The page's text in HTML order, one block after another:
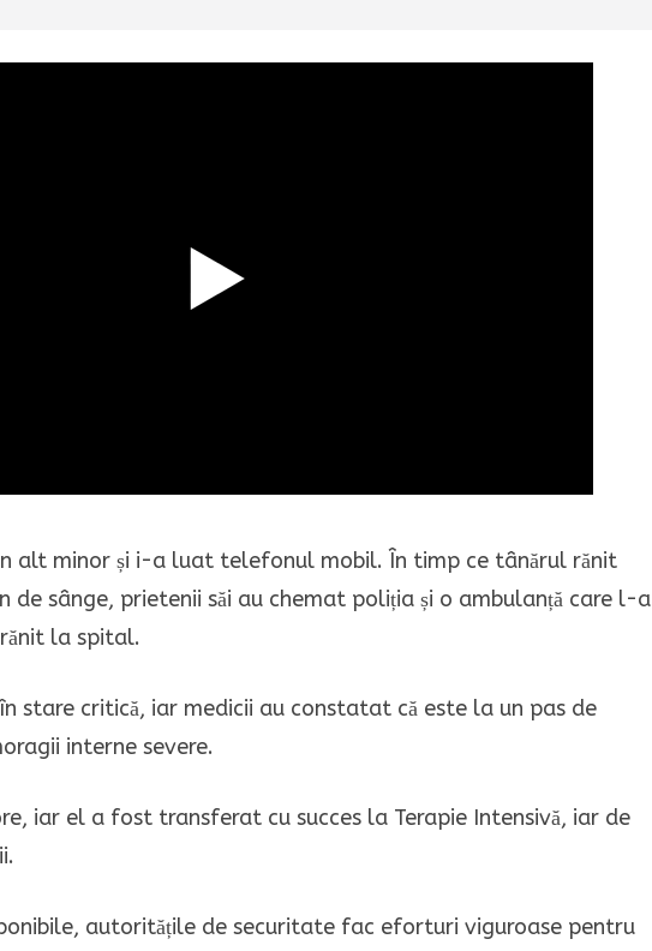
alt minor și i-a luat telefonul mobil. În timp ce tânărul rănit
de sânge, prietenii săi au chemat poliția și o ambulanță care l-a
la spital.
stare critică, iar medicii au constatat că este la un pas de
interne severe.
iar el a fost transferat cu succes la Terapie Intensivă, iar de
autoritățile de securitate fac eforturi viguroase pentru